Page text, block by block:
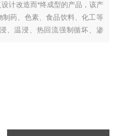
计改造而*终成型的产品，该产
药、色素、食品饮料、化工等
、温浸、热回流强制循坏、渗